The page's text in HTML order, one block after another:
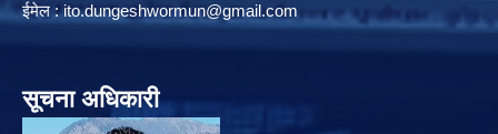
ईमेल :ito.dungeshwormun@gmail.com
सूचना अधिकारी